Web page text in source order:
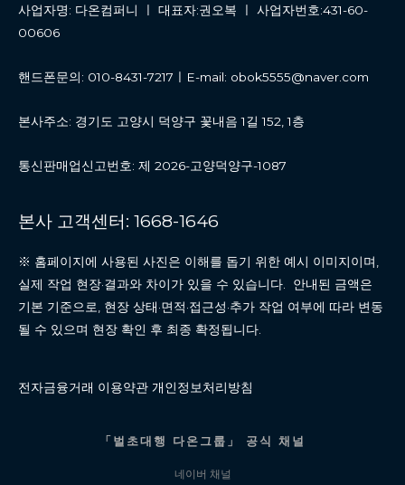
사업자명: 다온컴퍼니 ㅣ 대표자:권오복 ㅣ 사업자번호:431-60-
00606
핸드폰문의: 010-8431-7217ㅣE-mail: obok5555@naver.com
본사주소: 경기도 고양시 덕양구 꽃내음 1길 152, 1층
통신판매업신고번호: 제 2026-고양덕양구-1087
본사 고객센터: 1668-1646
※ 홈페이지에 사용된 사진은 이해를 돕기 위한 예시 이미지이며,
실제 작업 현장·결과와 차이가 있을 수 있습니다. 안내된 금액은
기본 기준으로, 현장 상태·면적·접근성·추가 작업 여부에 따라 변동
될 수 있으며 현장 확인 후 최종 확정됩니다.
전자금융거래 이용약관 개인정보처리방침
「벌초대행 다온그룹」 공식 채널
네이버 채널